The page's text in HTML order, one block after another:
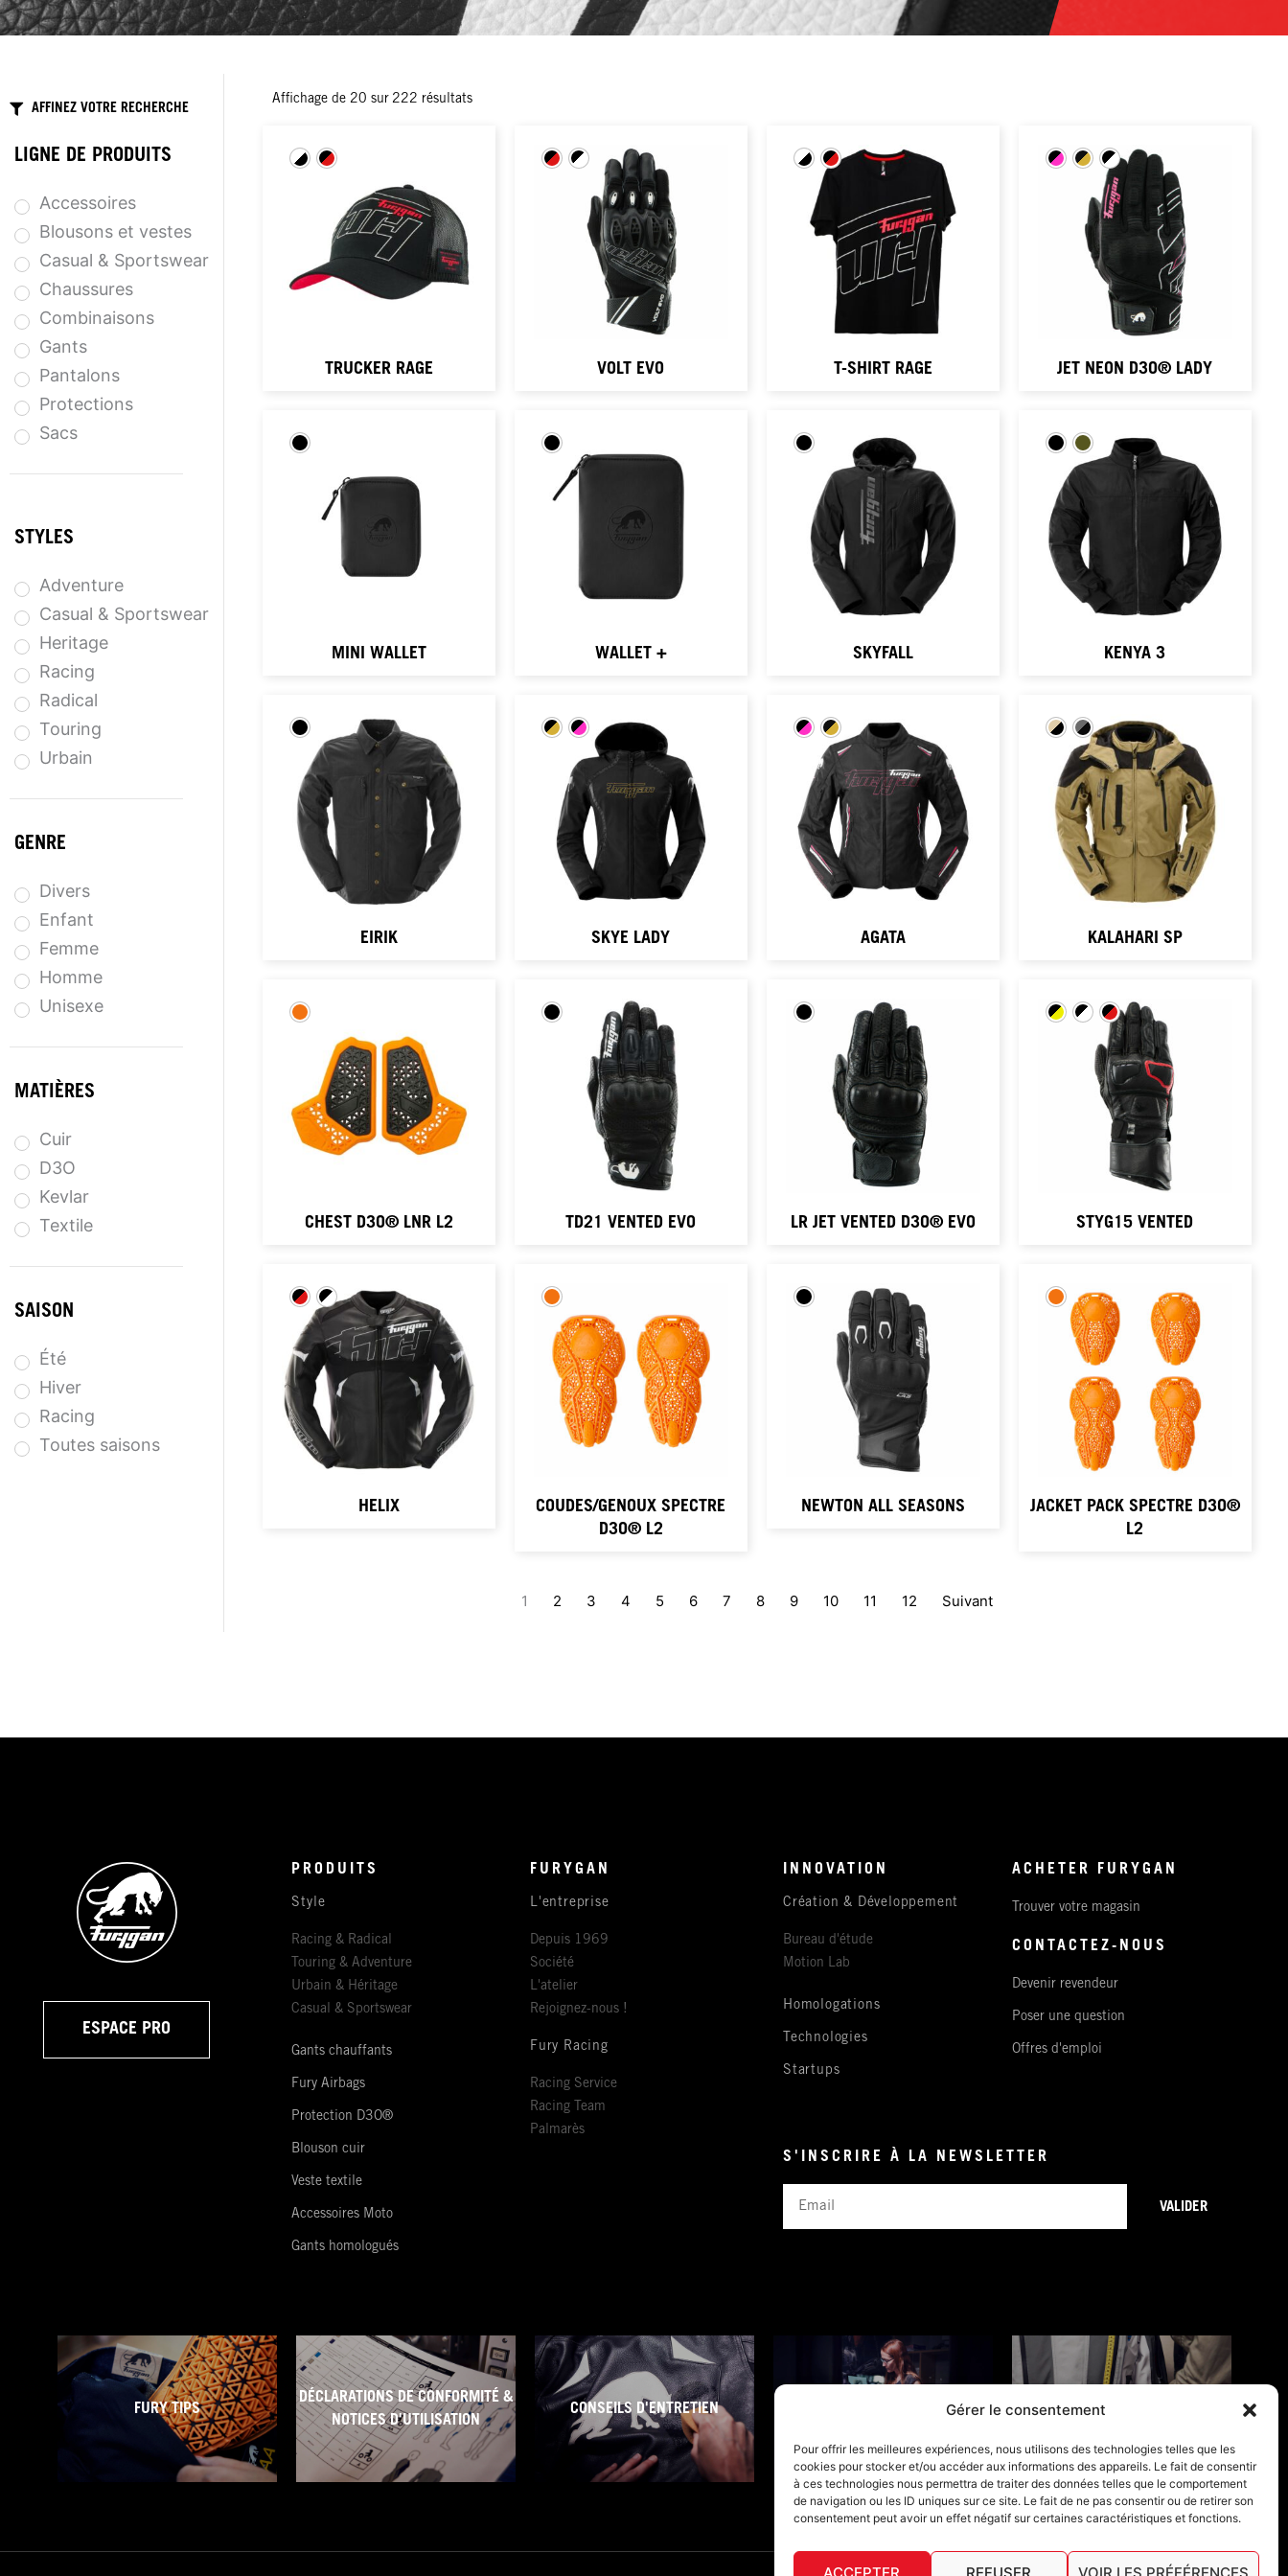
Gérer le consentement
Pour offrir les meilleures expériences, nous utilisons des technologies telles que les
cookies pour stocker et/ou accéder aux informations des appareils. Le fait de consentir
à ces technologies nous permettra de traiter des données telles que le comportement
de navigation ou les ID uniques sur ce site. Le fait de ne pas consentir ou de retirer son
consentement peut avoir un effet négatif sur certaines caractéristiques et fonctions.
ACCEPTER REFUSER VOIR LES PRÉFÉRENCES
AFFINEZ VOTRE RECHERCHE
LIGNE DE PRODUITS
Accessoires
Blousons et vestes
Casual & Sportswear
Chaussures
Combinaisons
Gants
Pantalons
Protections
Sacs
STYLES
Adventure
Casual & Sportswear
Heritage
Racing
Radical
Touring
Urbain
GENRE
Divers
Enfant
Femme
Homme
Unisexe
MATIÈRES
Cuir
D3O
Kevlar
Textile
SAISON
Été
Hiver
Racing
Toutes saisons
Affichage de 20 sur 222 résultats
TRUCKER RAGE VOLT EVO T-SHIRT RAGE JET NEON D3O® LADY
MINI WALLET WALLET + SKYFALL KENYA 3
EIRIK SKYE LADY AGATA KALAHARI SP
CHEST D3O® LNR L2 TD21 VENTED EVO LR JET VENTED D3O® EVO STYG15 VENTED
HELIX
COUDES/GENOUX SPECTRE
D3O® L2
NEWTON ALL SEASONS
JACKET PACK SPECTRE D3O®
L2
1 2 3 4 5 6 7 8 9 10 11 12 Suivant
ESPACE PRO
PRODUITS
Style
Racing & Radical
Touring & Adventure
Urbain & Héritage
Casual & Sportswear
Gants chauffants
Fury Airbags
Protection D3O®
Blouson cuir
Veste textile
Accessoires Moto
Gants homologués
FURYGAN
L'entreprise
Depuis 1969
Société
L'atelier
Rejoignez-nous !
Fury Racing
Racing Service
Racing Team
Palmarès
INNOVATION
Création & Développement
Bureau d'étude
Motion Lab
Homologations
Technologies
Startups
ACHETER FURYGAN
Trouver votre magasin
CONTACTEZ-NOUS
Devenir revendeur
Poser une question
Offres d'emploi
S'INSCRIRE À LA NEWSLETTER
VALIDER
FURY TIPS
DÉCLARATIONS DE CONFORMITÉ &
NOTICES D'UTILISATION
CONSEILS D'ENTRETIEN CONDITIONS DE GARANTIE GUIDES TAILLES